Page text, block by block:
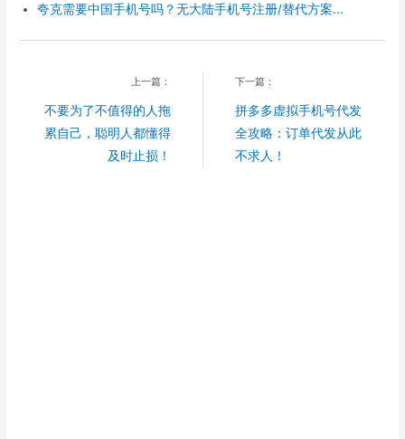
夸克需要中国手机号吗？无大陆手机号注册/替代方案...
上一篇：
不要为了不值得的人拖
累自己，聪明人都懂得
及时止损！
下一篇：
拼多多虚拟手机号代发
全攻略：订单代发从此
不求人！